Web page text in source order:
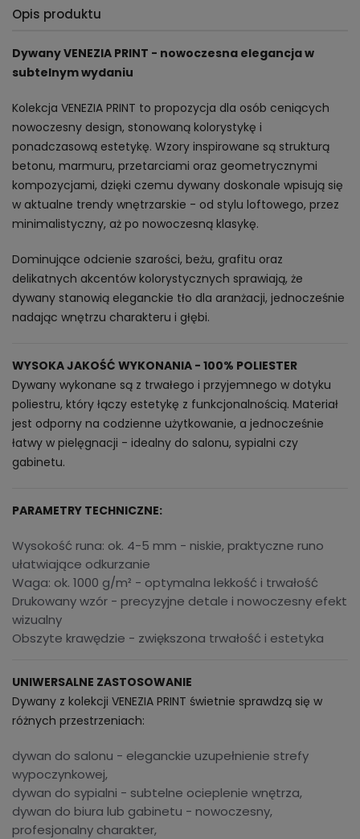
Opis produktu
Dywany VENEZIA PRINT - nowoczesna elegancja w
subtelnym wydaniu
Kolekcja VENEZIA PRINT to propozycja dla osób ceniących
nowoczesny design, stonowaną kolorystykę i
ponadczasową estetykę. Wzory inspirowane są strukturą
betonu, marmuru, przetarciami oraz geometrycznymi
kompozycjami, dzięki czemu dywany doskonale wpisują się
w aktualne trendy wnętrzarskie - od stylu loftowego, przez
minimalistyczny, aż po nowoczesną klasykę.
Dominujące odcienie szarości, beżu, grafitu oraz
delikatnych akcentów kolorystycznych sprawiają, że
dywany stanowią eleganckie tło dla aranżacji, jednocześnie
nadając wnętrzu charakteru i głębi.
WYSOKA JAKOŚĆ WYKONANIA - 100% POLIESTER
Dywany wykonane są z trwałego i przyjemnego w dotyku
poliestru, który łączy estetykę z funkcjonalnością. Materiał
jest odporny na codzienne użytkowanie, a jednocześnie
łatwy w pielęgnacji - idealny do salonu, sypialni czy
gabinetu.
PARAMETRY TECHNICZNE:
Wysokość runa: ok. 4-5 mm - niskie, praktyczne runo
ułatwiające odkurzanie
Waga: ok. 1000 g/m² - optymalna lekkość i trwałość
Drukowany wzór - precyzyjne detale i nowoczesny efekt
wizualny
Obszyte krawędzie - zwiększona trwałość i estetyka
UNIWERSALNE ZASTOSOWANIE
Dywany z kolekcji VENEZIA PRINT świetnie sprawdzą się w
różnych przestrzeniach:
dywan do salonu - eleganckie uzupełnienie strefy
wypoczynkowej,
dywan do sypialni - subtelne ocieplenie wnętrza,
dywan do biura lub gabinetu - nowoczesny,
profesjonalny charakter,